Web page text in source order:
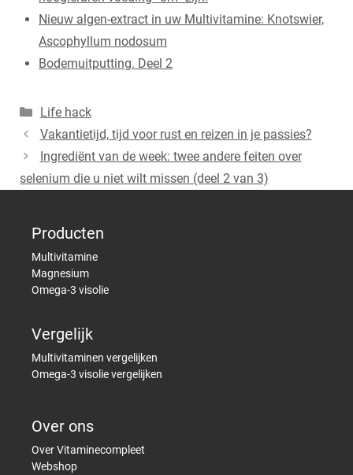
Nieuw algen-extract in uw Multivitamine: Knotswier,
Ascophyllum nodosum
Bodemuitputting. Deel 2
Categorieën
Life hack
Vakantietijd, tijd voor rust en reizen in je passies?
Ingrediënt van de week: twee andere feiten over
selenium die u niet wilt missen (deel 2 van 3)
Producten
Multivitamine
Magnesium
Omega-3 visolie
Vergelijk
Multivitaminen vergelijken
Omega-3 visolie vergelijken
Over ons
Over Vitaminecompleet
Webshop